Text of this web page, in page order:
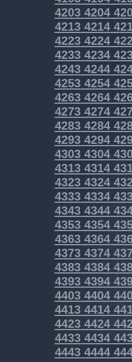
42034204
42134214
42234224
42334234
42434244
42534254
42634264
42734274
42834284
42934294
43034304
43134314
43234324
43334334
43434344
43534354
43634364
43734374
43834384
43934394
44034404
44134414
44234424
44334434
44434444